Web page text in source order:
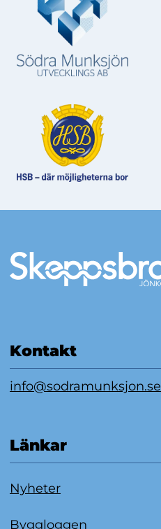
Kontakt
info@sodramunksjon.se
Länkar
Nyheter
Byggloggen